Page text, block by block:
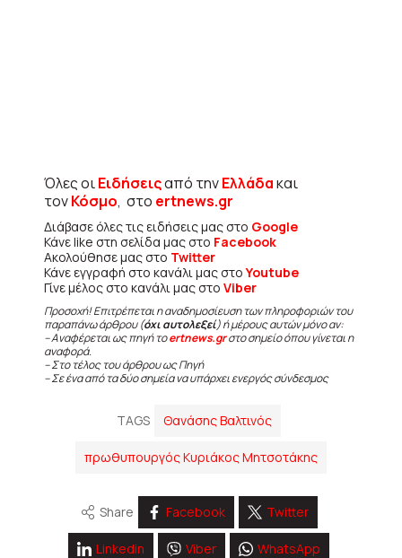
Όλες οιΕιδήσειςαπό τηνΕλλάδακαι
τονΚόσμο, στο ertnews.gr
Διάβασε όλες τις ειδήσεις μας στο Google
Κάνε like στη σελίδα μας στο Facebook
Ακολούθησε μας στο Twitter
Κάνε εγγραφή στο κανάλι μας στοYoutube
Γίνε μέλος στο κανάλι μας στο Viber
Προσοχή! Επιτρέπεται η αναδημοσίευση των πληροφοριών του
παραπάνω άρθρου (όχι αυτολεξεί) ή μέρους αυτών μόνο αν:
– Αναφέρεται ως πηγή τοertnews.grστο σημείο όπου γίνεται η
αναφορά.
– Στο τέλος του άρθρου ως Πηγή
– Σε ένα από τα δύο σημεία να υπάρχει ενεργός σύνδεσμος
TAGS Θανάσης Βαλτινός
πρωθυπουργός Κυριάκος Μητσοτάκης
Share Facebook Twitter
Linkedin Viber WhatsApp